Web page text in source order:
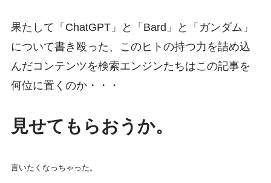
果たして「ChatGPT」と「Bard」と「ガンダム」
について書き殴った、このヒトの持つ力を詰め込
んだコンテンツを検索エンジンたちはこの記事を
何位に置くのか・・・
見せてもらおうか。
言いたくなっちゃった。